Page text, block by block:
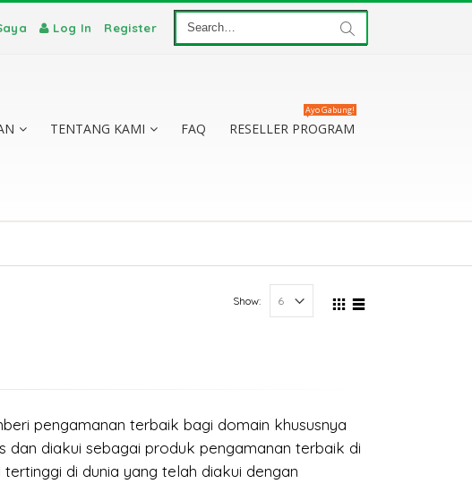
Log In Register
TENTANG KAMI FAQ RESELLER PROGRAM
Ayo Gabung!
Show:
pengamanan terbaik bagi domain khususnya
diakui sebagai produk pengamanan terbaik di
di dunia yang telah diakui dengan